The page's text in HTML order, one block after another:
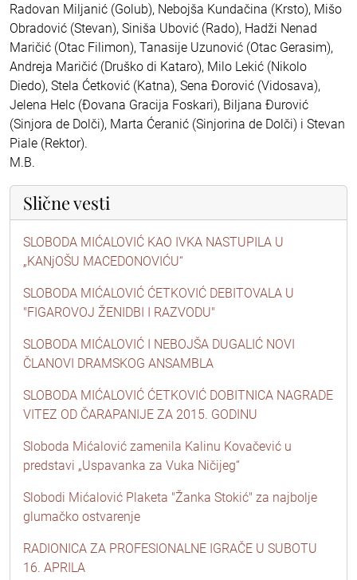
Radovan Miljanić (Golub), Nebojša Kundačina (Krsto), Mišo
Obradović (Stevan), Siniša Ubović (Rado), Hadži Nenad
Maričić (Otac Filimon), Tanasije Uzunović (Otac Gerasim),
Andreja Maričić (Druško di Kataro), Milo Lekić (Nikolo
Diedo), Stela Ćetković (Katna), Sena Đorović (Vidosava),
Jelena Helc (Đovana Gracija Foskari), Biljana Đurović
(Sinjora de Dolči), Marta Ćeranić (Sinjorina de Dolči) i Stevan
Piale (Rektor).
M.B.
Slične vesti
SLOBODA MIĆALOVIĆ KAO IVKA NASTUPILA U
„KANjOŠU MACEDONOVIĆU“
SLOBODA MIĆALOVIĆ ĆETKOVIĆ DEBITOVALA U
"FIGAROVOJ ŽENIDBI I RAZVODU"
SLOBODA MIĆALOVIĆ I NEBOJŠA DUGALIĆ NOVI
ČLANOVI DRAMSKOG ANSAMBLA
SLOBODA MIĆALOVIĆ ĆETKOVIĆ DOBITNICA NAGRADE
VITEZ OD ČARAPANIJE ZA 2015. GODINU
Sloboda Mićalović zamenila Kalinu Kovačević u
predstavi „Uspavanka za Vuka Ničijeg“
Slobodi Mićalović Plaketa "Žanka Stokić" za najbolje
glumačko ostvarenje
RADIONICA ZA PROFESIONALNE IGRAČE U SUBOTU
16. APRILA